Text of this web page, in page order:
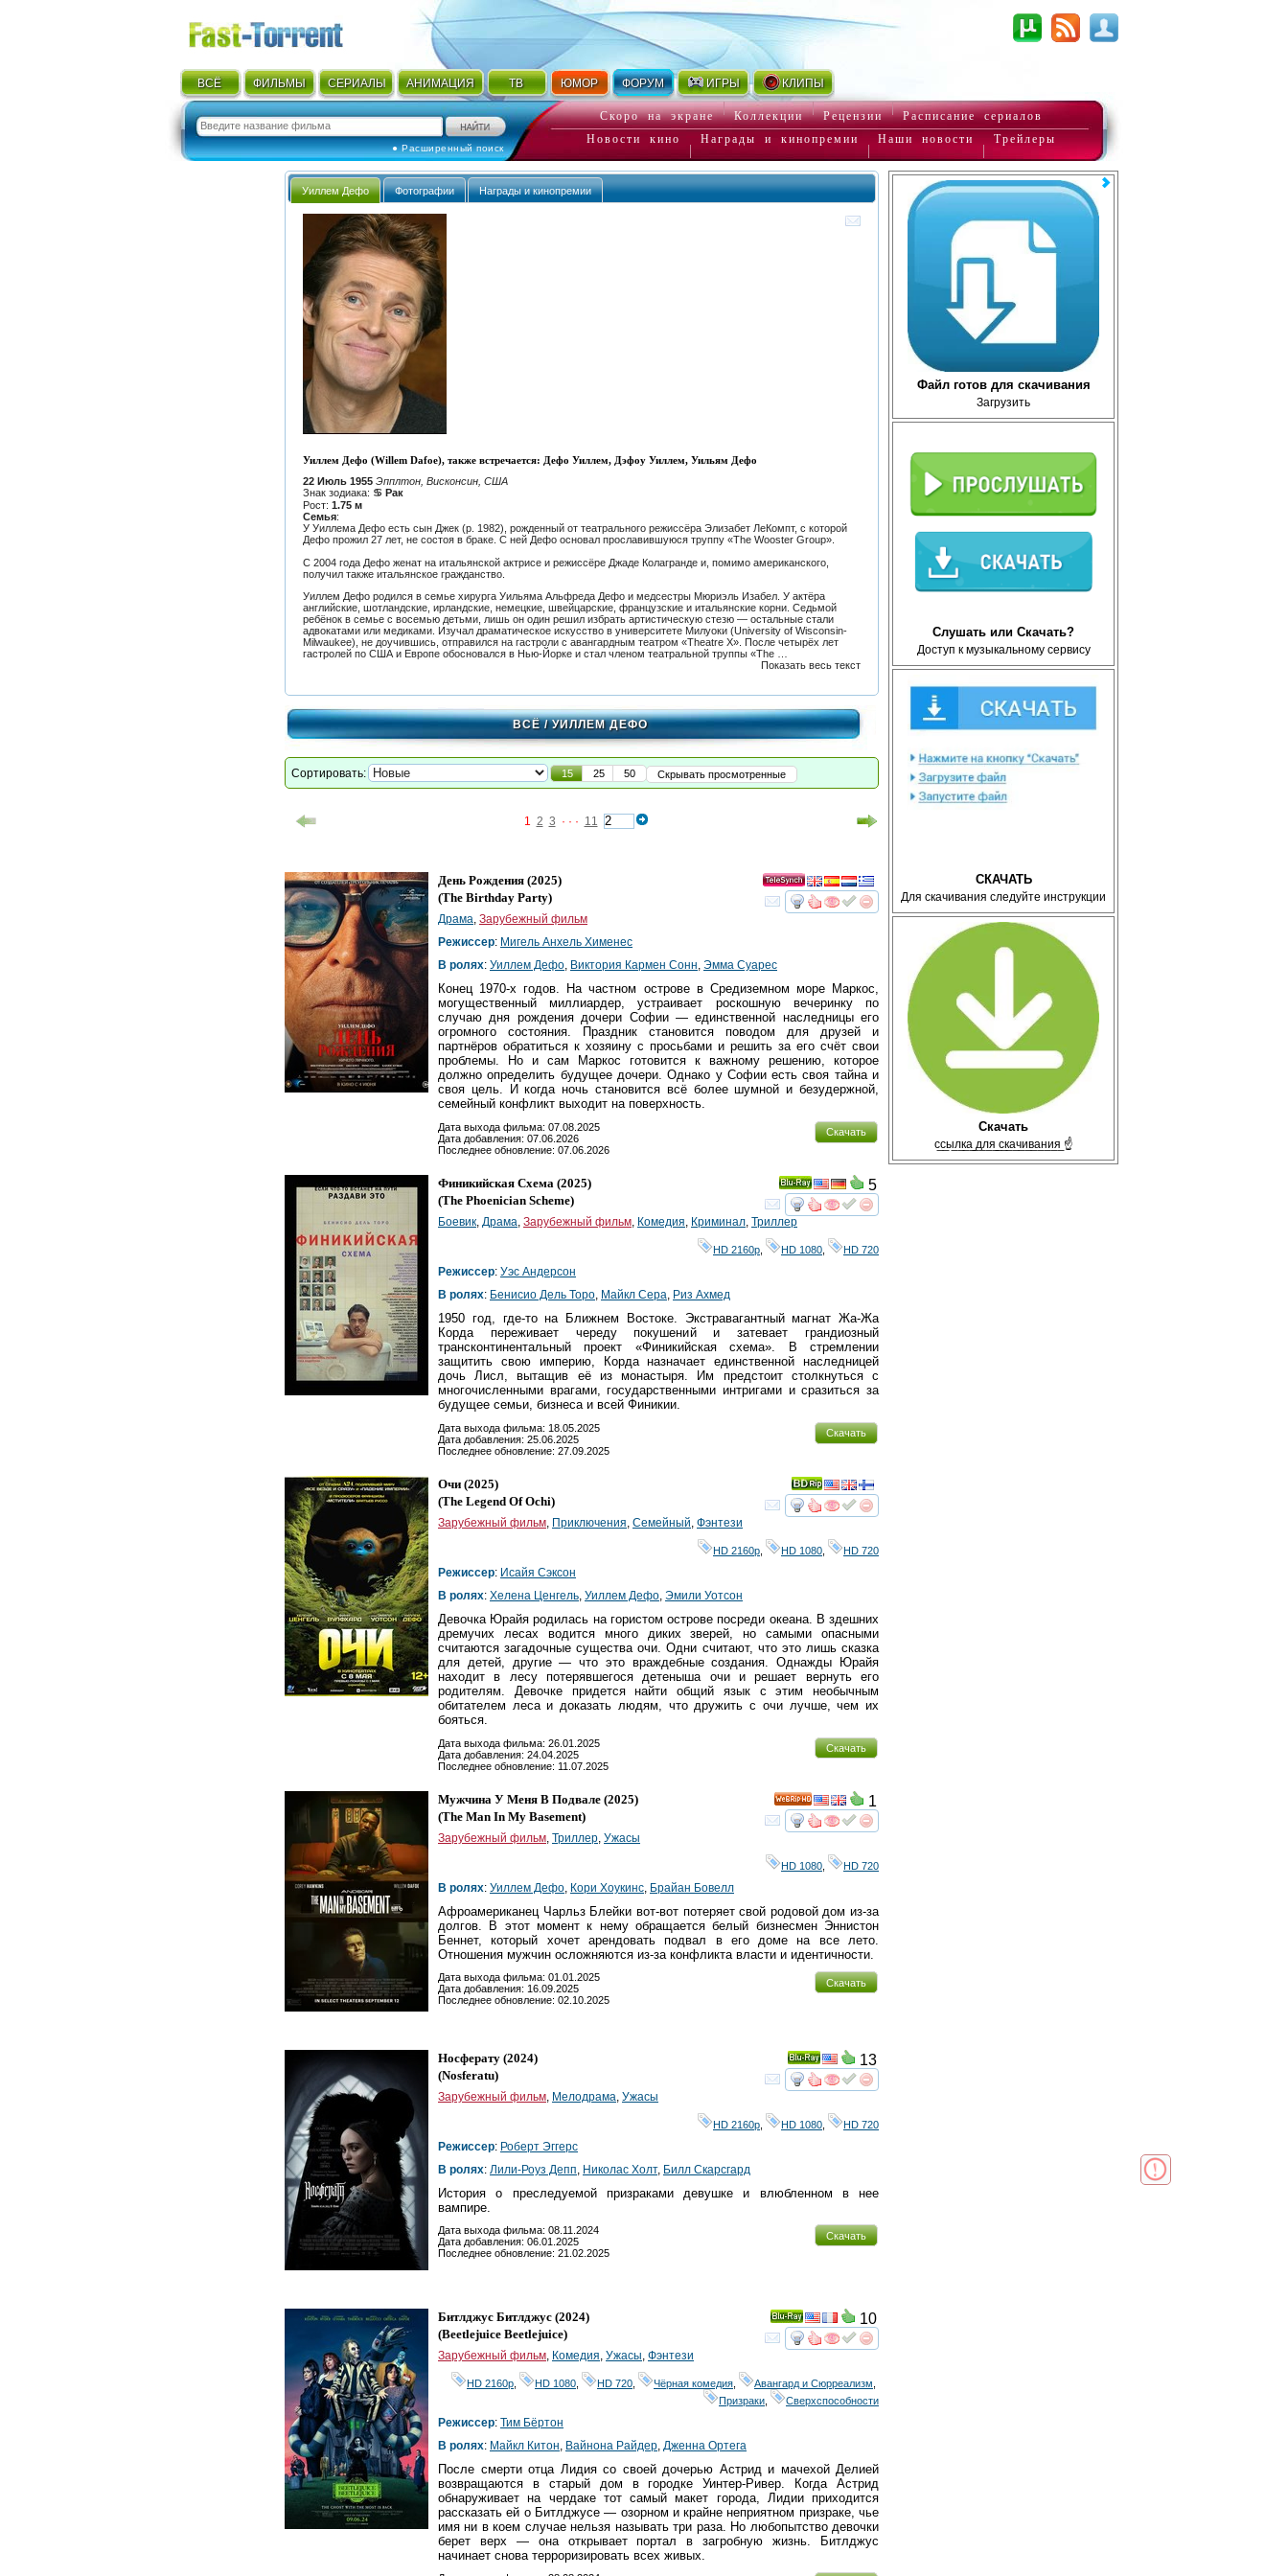
ВСЁ ФИЛЬМЫ СЕРИАЛЫ АНИМАЦИЯ ТВ ЮМОР ФОРУМ ИГРЫ КЛИПЫ
● Расширенный поиск
Скоро на экране Коллекции Рецензии
Расписание сериалов
Новости кино
Награды и кинопремии Наши новости Трейлеры
Файл готов для скачивания
Загрузить
Слушать или Скачать?
Доступ к музыкальному сервису
СКАЧАТЬ
Для скачивания следуйте инструкции
Скачать
с̲с̲ы̲л̲к̲а̲ ̲д̲л̲я̲ ̲с̲к̲а̲ч̲и̲в̲а̲н̲и̲я̲ ☝
Уиллем Дефо Фотографии Награды и кинопремии
Уиллем Дефо (Willem Dafoe), также встречается: Дефо Уиллем, Дэфоу Уиллем, Уильям Дефо
22 Июль 1955 Эпплтон, Висконсин, США
Знак зодиака: ♋ Рак
Рост: 1.75 м
Семья:
У Уиллема Дефо есть сын Джек (р. 1982), рожденный от театрального режиссёра Элизабет ЛеКомпт, с которой
Дефо прожил 27 лет, не состоя в браке. С ней Дефо основал прославившуюся труппу «The Wooster Group».
С 2004 года Дефо женат на итальянской актрисе и режиссёре Джаде Колагранде и, помимо американского,
получил также итальянское гражданство.
Уиллем Дефо родился в семье хирурга Уильяма Альфреда Дефо и медсестры Мюриэль Изабел. У актёра
английские, шотландские, ирландские, немецкие, швейцарские, французские и итальянские корни. Седьмой
ребёнок в семье с восемью детьми, лишь он один решил избрать артистическую стезю — остальные стали
адвокатами или медиками. Изучал драматическое искусство в университете Милуоки (University of Wisconsin-
Milwaukee), не доучившись, отправился на гастроли с авангардным театром «Theatre X». После четырёх лет
гастролей по США и Европе обосновался в Нью-Йорке и стал членом театральной труппы «The …
Показать весь текст
ВСЁ/ УИЛЛЕМ ДЕФО
Сортировать: 15 25 50 Скрывать просмотренные
1 2 3 · · · 11
смотретьинтересует
День Рождения (2025)
(The Birthday Party)
Драма, Зарубежный фильм
Режиссер: Мигель Анхель Хименес
В ролях: Уиллем Дефо, Виктория Кармен Сонн, Эмма Суарес
Конец 1970-х годов. На частном острове в Средиземном море Маркос,
могущественный миллиардер, устраивает роскошную вечеринку по
случаю дня рождения дочери Софии — единственной наследницы его
огромного состояния. Праздник становится поводом для друзей и
партнёров обратиться к хозяину с просьбами и решить за его счёт свои
проблемы. Но и сам Маркос готовится к важному решению, которое
должно определить будущее дочери. Однако у Софии есть своя тайна и
своя цель. И когда ночь становится всё более шумной и безудержной,
семейный конфликт выходит на поверхность.
Скачать
Дата выхода фильма: 07.08.2025
Дата добавления: 07.06.2026
Последнее обновление: 07.06.2026
смотретьинтересует
Ray
5
Финикийская Схема (2025)
(The Phoenician Scheme)
Боевик, Драма, Зарубежный фильм, Комедия, Криминал, Триллер
HD 2160р HD 1080 HD 720
Режиссер: Уэс Андерсон
В ролях: Бенисио Дель Торо, Майкл Сера, Риз Ахмед
1950 год, где-то на Ближнем Востоке. Экстравагантный магнат Жа-Жа
Корда переживает череду покушений и затевает грандиозный
трансконтинентальный проект «Финикийская схема». В стремлении
защитить свою империю, Корда назначает единственной наследницей
дочь Лисл, вытащив её из монастыря. Им предстоит столкнуться с
многочисленными врагами, государственными интригами и сразиться за
будущее семьи, бизнеса и всей Финикии.
Скачать
Дата выхода фильма: 18.05.2025
Дата добавления: 25.06.2025
Последнее обновление: 27.09.2025
смотретьинтересует
Очи (2025)
(The Legend Of Ochi)
Зарубежный фильм Приключения Семейный Фэнтези
HD 2160р HD 1080 HD 720
Режиссер: Исайя Сэксон
В ролях: Хелена Ценгель Уиллем Дефо Эмили Уотсон
Девочка Юрайя родилась на гористом острове посреди океана. В здешних
дремучих лесах водится много диких зверей, но самыми опасными
считаются загадочные существа очи. Одни считают, что это лишь сказка
для детей, другие — что это враждебные создания. Однажды Юрайя
находит в лесу потерявшегося детеныша очи и решает вернуть его
родителям. Девочке придется найти общий язык с этим необычным
обитателем леса и доказать людям, что дружить с очи лучше, чем их
бояться.
Скачать
Дата выхода фильма: 26.01.2025
Дата добавления: 24.04.2025
Последнее обновление: 11.07.2025
смотретьинтересует
HD
1
Мужчина У Меня В Подвале (2025)
(The Man In My Basement)
Зарубежный фильм Триллер Ужасы
HD 1080 HD 720
В ролях: Уиллем Дефо Кори Хоукинс Брайан Бовелл
Афроамериканец Чарльз Блейки вот-вот потеряет свой родовой дом из-за
долгов. В этот момент к нему обращается белый бизнесмен Эннистон
Беннет, который хочет арендовать подвал в его доме на все лето.
Отношения мужчин осложняются из-за конфликта власти и идентичности.
Скачать
Дата выхода фильма: 01.01.2025
Дата добавления: 16.09.2025
Последнее обновление: 02.10.2025
смотретьинтересует
Ray
13
Носферату (2024)
(Nosferatu)
Зарубежный фильм Мелодрама Ужасы
HD 2160р HD 1080 HD 720
Режиссер: Роберт Эггерс
В ролях: Лили-Роуз Депп Николас Холт, Билл Скарсгард
История о преследуемой призраками девушке и влюбленном в нее
вампире.
Скачать
Дата выхода фильма: 08.11.2024
Дата добавления: 06.01.2025
Последнее обновление: 21.02.2025
смотретьинтересует
Ray
10
Битлджус Битлджуc (2024)
(Beetlejuice Beetlejuice)
Зарубежный фильм Комедия Ужасы Фэнтези
HD 2160р HD 1080 HD 720 Чёрная комедия Авангард и Сюрреализм
Призраки
Сверхспособности
Режиссер: Тим Бёртон
В ролях: Майкл Китон Вайнона Райдер Дженна Ортега
После смерти отца Лидия со своей дочерью Астрид и мачехой Делией
возвращаются в старый дом в городке Уинтер-Ривер. Когда Астрид
обнаруживает на чердаке тот самый макет города, Лидии приходится
рассказать ей о Битлджусе — озорном и крайне неприятном призраке, чье
имя ни в коем случае нельзя называть три раза. Но любопытство девочки
берет верх — она открывает портал в загробную жизнь. Битлджус
начинает снова терроризировать всех живых.